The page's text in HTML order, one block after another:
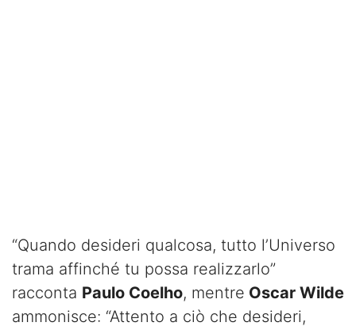
“Quando desideri qualcosa, tutto l’Universo
trama affinché tu possa realizzarlo”
racconta Paulo Coelho, mentre Oscar Wilde
ammonisce: “Attento a ciò che desideri,